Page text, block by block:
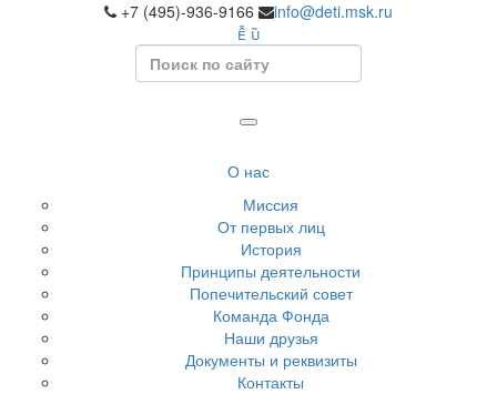
+7 (495)-936-9166 info@deti.msk.ru
Search
О нас
Миссия
От первых лиц
История
Принципы деятельности
Попечительский совет
Команда Фонда
Наши друзья
Документы и реквизиты
Контакты